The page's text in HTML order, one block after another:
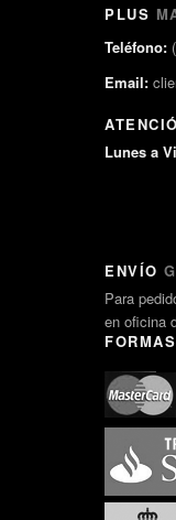
PLUS
Teléfono:
Email:
Lunes a
ENVÍO
Para
en oficina
FORMAS